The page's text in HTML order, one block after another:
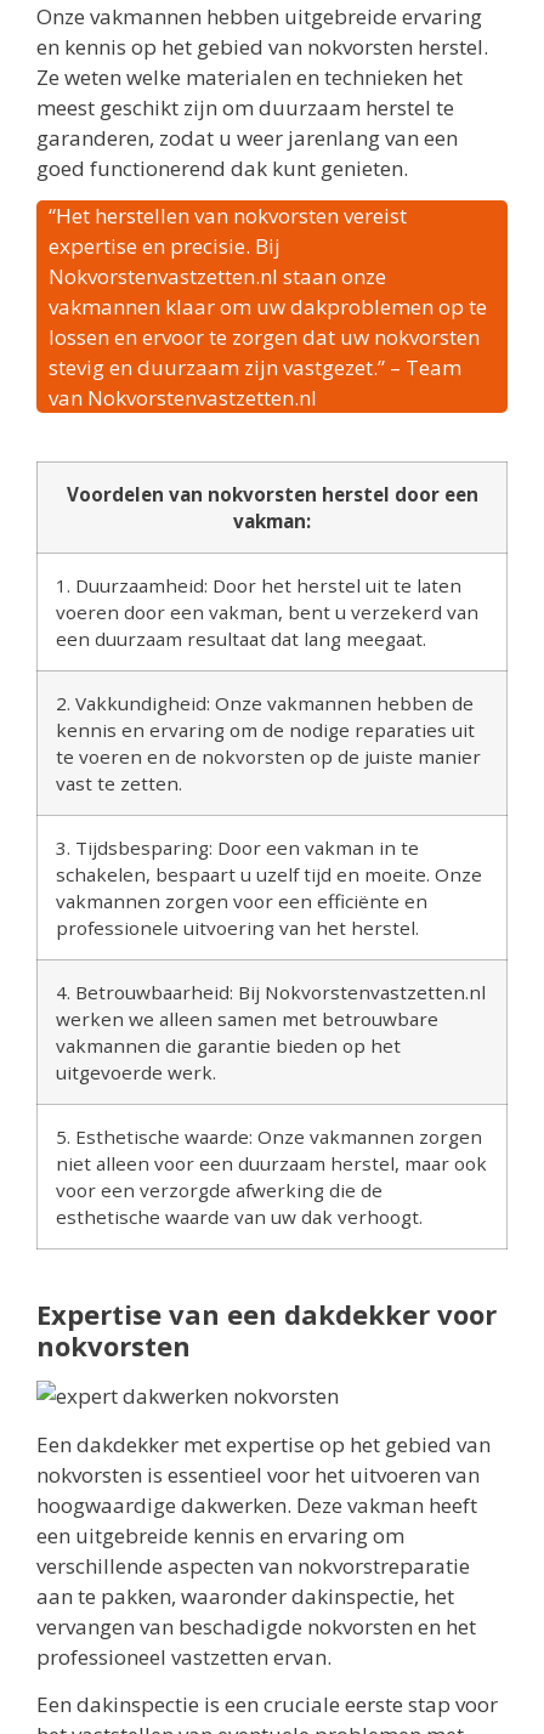
Onze vakmannen hebben uitgebreide ervaring
en kennis op het gebied van nokvorsten herstel.
Ze weten welke materialen en technieken het
meest geschikt zijn om duurzaam herstel te
garanderen, zodat u weer jarenlang van een
goed functionerend dak kunt genieten.
“Het herstellen van nokvorsten vereist
expertise en precisie. Bij
Nokvorstenvastzetten.nl staan onze
vakmannen klaar om uw dakproblemen op te
lossen en ervoor te zorgen dat uw nokvorsten
stevig en duurzaam zijn vastgezet.” – Team
van Nokvorstenvastzetten.nl
Voordelen van nokvorsten herstel door een
vakman:
1. Duurzaamheid: Door het herstel uit te laten
voeren door een vakman, bent u verzekerd van
een duurzaam resultaat dat lang meegaat.
2. Vakkundigheid: Onze vakmannen hebben de
kennis en ervaring om de nodige reparaties uit
te voeren en de nokvorsten op de juiste manier
vast te zetten.
3. Tijdsbesparing: Door een vakman in te
schakelen, bespaart u uzelf tijd en moeite. Onze
vakmannen zorgen voor een efficiënte en
professionele uitvoering van het herstel.
4. Betrouwbaarheid: Bij Nokvorstenvastzetten.nl
werken we alleen samen met betrouwbare
vakmannen die garantie bieden op het
uitgevoerde werk.
5. Esthetische waarde: Onze vakmannen zorgen
niet alleen voor een duurzaam herstel, maar ook
voor een verzorgde afwerking die de
esthetische waarde van uw dak verhoogt.
Expertise van een dakdekker voor
nokvorsten
Een dakdekker met expertise op het gebied van
nokvorsten is essentieel voor het uitvoeren van
hoogwaardige dakwerken. Deze vakman heeft
een uitgebreide kennis en ervaring om
verschillende aspecten van nokvorstreparatie
aan te pakken, waaronder dakinspectie, het
vervangen van beschadigde nokvorsten en het
professioneel vastzetten ervan.
Een dakinspectie is een cruciale eerste stap voor